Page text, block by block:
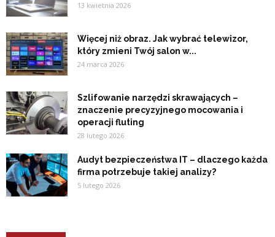
13 kwietnia 2026
Więcej niż obraz. Jak wybrać telewizor,
który zmieni Twój salon w...
24 marca 2026
Szlifowanie narzędzi skrawających –
znaczenie precyzyjnego mocowania i
operacji fluting
28 lutego 2026
Audyt bezpieczeństwa IT – dlaczego każda
firma potrzebuje takiej analizy?
5 lutego 2026